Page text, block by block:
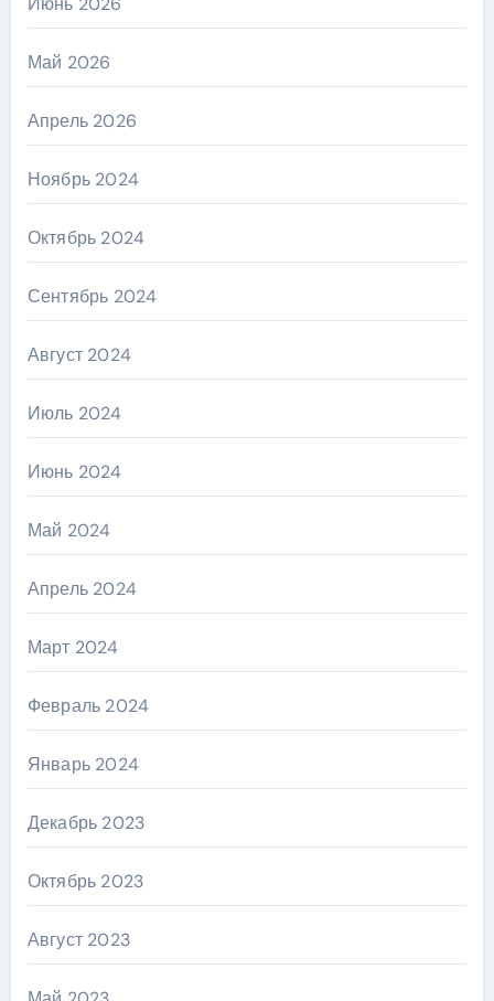
Май 2026
Апрель 2026
Ноябрь 2024
Октябрь 2024
Сентябрь 2024
Август 2024
Июль 2024
Июнь 2024
Май 2024
Апрель 2024
Март 2024
Февраль 2024
Январь 2024
Декабрь 2023
Октябрь 2023
Август 2023